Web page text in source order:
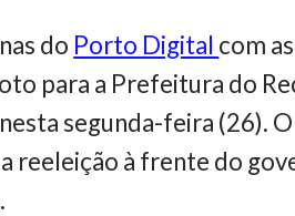
do Porto Digital com
para a Prefeitura do
segunda-feira (26).
reeleição à frente do